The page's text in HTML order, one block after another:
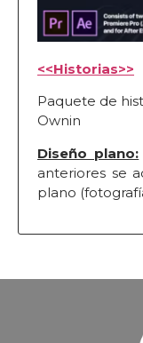
<<Historias>>
Paquete de
Ownin
Diseño plano:
anteriores se
plano